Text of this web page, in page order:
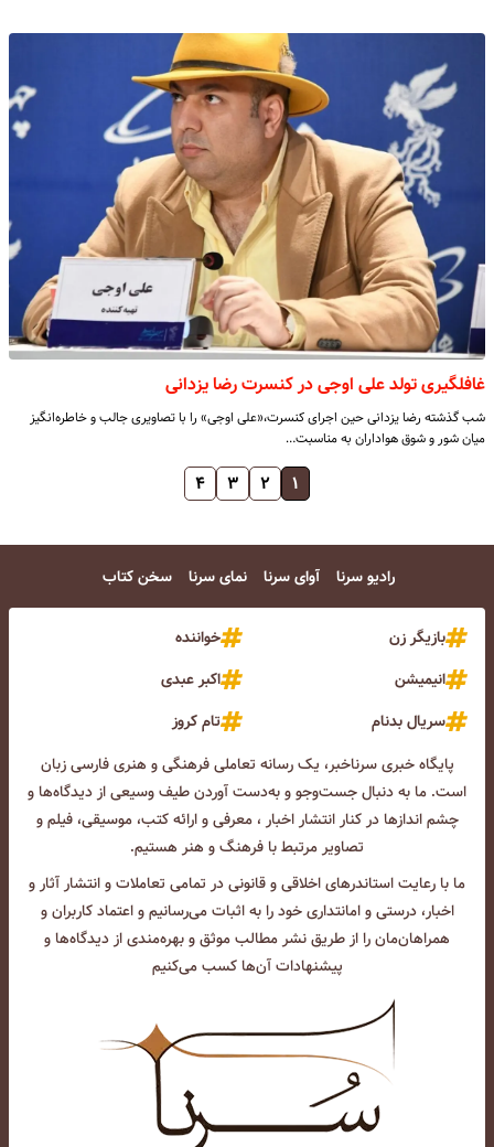
غافلگیری تولد علی اوجی در کنسرت رضا یزدانی
شب گذشته رضا یزدانی حین اجرای کنسرت،«علی اوجی» را با تصاویری جالب و خاطره‌انگیز
میان شور و شوق هواداران به مناسبت…
۱ ۲ ۳ ۴
رادیو سرنا آوای سرنا نمای سرنا سخن کتاب
بازیگر زن
خواننده
انیمیشن
اکبر عبدی
سریال بدنام
تام کروز
پایگاه خبری سرناخبر، یک رسانه تعاملی فرهنگی و هنری فارسی زبان
است. ما به دنبال جست‌و‌جو و به‌دست آوردن طیف وسیعی از دیدگاه‌ها و
چشم انداز‌ها در کنار انتشار اخبار ، معرفی و ارائه کتب، موسیقی، فیلم و
تصاویر مرتبط با فرهنگ و هنر هستیم.
ما با رعایت استاندرهای اخلاقی و قانونی در تمامی تعاملات و انتشار آثار و
اخبار، درستی و امانتداری خود را به اثبات می‌رسانیم و اعتماد کاربران و
همراهان‌مان را از طریق نشر مطالب موثق و بهره‌مندی از دیدگاه‌ها و
پیشنهادات آن‌ها کسب می‌کنیم